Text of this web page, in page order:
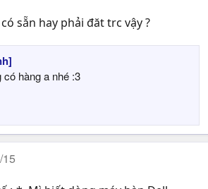
sẵn hay phải đăt trc vậy ?
có hàng a nhé :3